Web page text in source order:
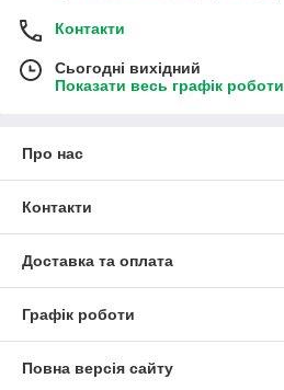
Контакти
Сьогодні вихідний
Показати весь графік роботи
Про нас
Контакти
Доставка та оплата
Графік роботи
Повна версія сайту